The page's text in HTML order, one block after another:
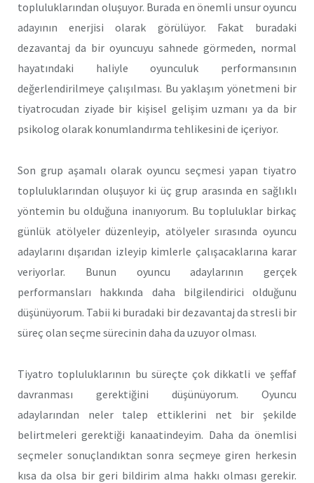
topluluklarından oluşuyor. Burada en önemli unsur oyuncu
adayının enerjisi olarak görülüyor. Fakat buradaki
dezavantaj da bir oyuncuyu sahnede görmeden, normal
hayatındaki haliyle oyunculuk performansının
değerlendirilmeye çalışılması. Bu yaklaşım yönetmeni bir
tiyatrocudan ziyade bir kişisel gelişim uzmanı ya da bir
psikolog olarak konumlandırma tehlikesini de içeriyor.
Son grup aşamalı olarak oyuncu seçmesi yapan tiyatro
topluluklarından oluşuyor ki üç grup arasında en sağlıklı
yöntemin bu olduğuna inanıyorum. Bu topluluklar birkaç
günlük atölyeler düzenleyip, atölyeler sırasında oyuncu
adaylarını dışarıdan izleyip kimlerle çalışacaklarına karar
veriyorlar. Bunun oyuncu adaylarının gerçek
performansları hakkında daha bilgilendirici olduğunu
düşünüyorum. Tabii ki buradaki bir dezavantaj da stresli bir
süreç olan seçme sürecinin daha da uzuyor olması.
Tiyatro topluluklarının bu süreçte çok dikkatli ve şeffaf
davranması gerektiğini düşünüyorum. Oyuncu
adaylarından neler talep ettiklerini net bir şekilde
belirtmeleri gerektiği kanaatindeyim. Daha da önemlisi
seçmeler sonuçlandıktan sonra seçmeye giren herkesin
kısa da olsa bir geri bildirim alma hakkı olması gerekir.